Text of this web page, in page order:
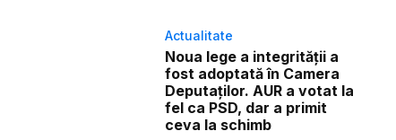
Actualitate
Noua lege a integrității a
fost adoptată în Camera
Deputaților. AUR a votat la
fel ca PSD, dar a primit
ceva la schimb